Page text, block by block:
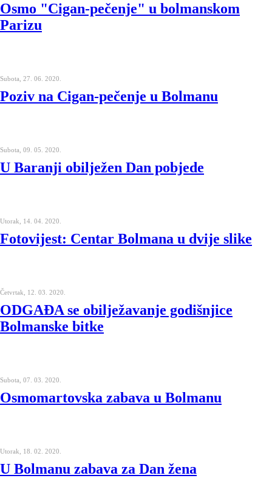
Osmo "Cigan-pečenje" u bolmanskom
Parizu
Subota, 27. 06. 2020.
Poziv na Cigan-pečenje u Bolmanu
Subota, 09. 05. 2020.
U Baranji obilježen Dan pobjede
Utorak, 14. 04. 2020.
Fotovijest: Centar Bolmana u dvije slike
Četvrtak, 12. 03. 2020.
ODGAĐA se obilježavanje godišnjice
Bolmanske bitke
Subota, 07. 03. 2020.
Osmomartovska zabava u Bolmanu
Utorak, 18. 02. 2020.
U Bolmanu zabava za Dan žena